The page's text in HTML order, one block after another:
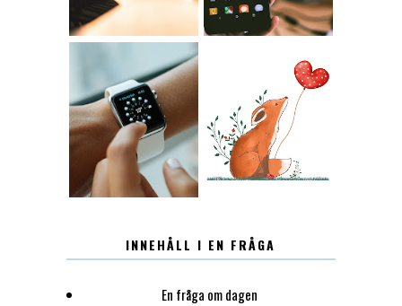
12.30 LUGN
INNEHÅLL I EN FRÅGA
En fråga om dagen